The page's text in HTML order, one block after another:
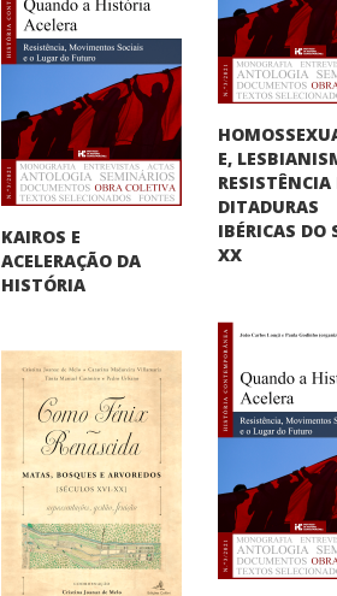
E,
RESISTÊNCIA
DITADURAS
IBÉRICAS DO
XX
KAIROS E
ACELERAÇÃO DA
HISTÓRIA